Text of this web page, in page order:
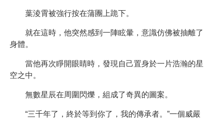
葉淩霄被強行按在蒲團上跪下。
就在這時，他突然感到一陣眩暈，意識仿佛被抽離了
身體。
當他再次睜開眼睛時，發現自己置身於一片浩瀚的星
空之中。
無數星辰在周圍閃爍，組成了奇異的圖案。
“三千年了，終於等到你了，我的傳承者。”一個威嚴